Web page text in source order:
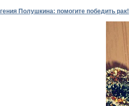
Полушкина: помогите победить рак!